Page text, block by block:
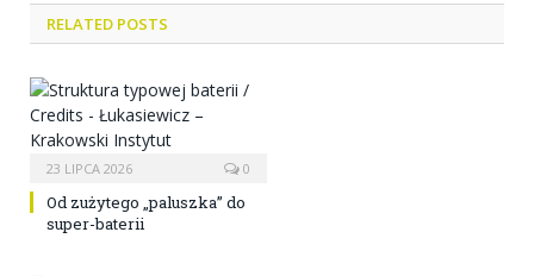
RELATED POSTS
23 LIPCA 2026 0
Od zużytego „paluszka” do
super-baterii